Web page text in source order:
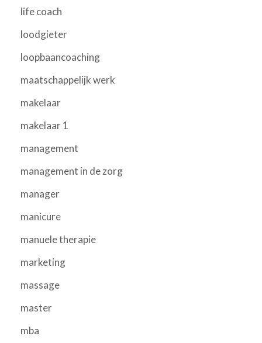
life coach
loodgieter
loopbaancoaching
maatschappelijk werk
makelaar
makelaar 1
management
management in de zorg
manager
manicure
manuele therapie
marketing
massage
master
mba